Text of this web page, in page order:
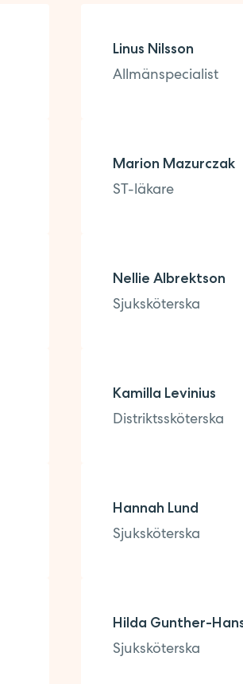
Linus Nilsson
Allmänspecialist
Marion Mazurczak
ST-läkare
Nellie Albrektson
Sjuksköterska
Kamilla Levinius
Distriktssköterska
Hannah Lund
Sjuksköterska
Hilda Gunther-
Sjuksköterska